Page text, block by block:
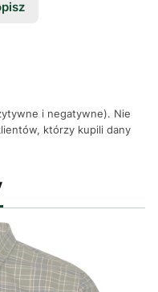
i negatywne). Nie
którzy kupili dany